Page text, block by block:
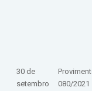
30 de
setembro
080/2021